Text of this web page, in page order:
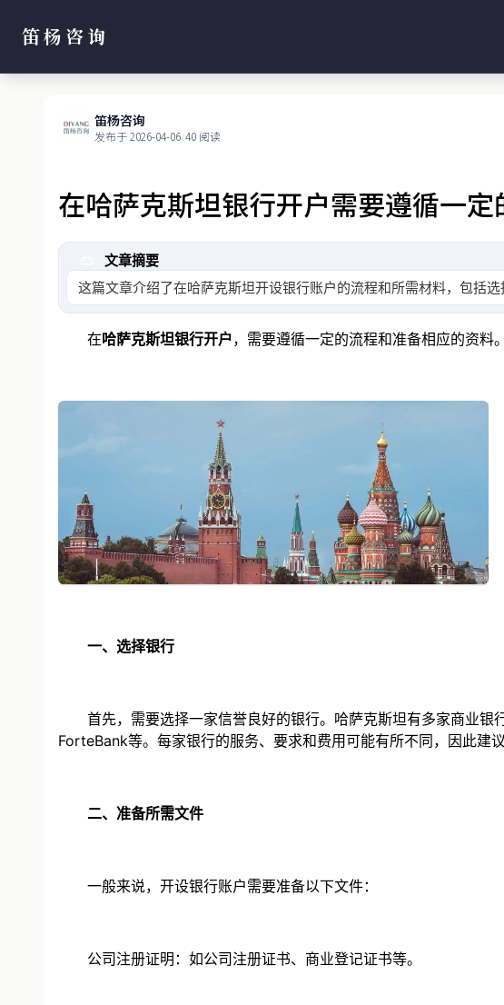
笛杨咨询
笛杨咨询
发布于 2026-04-06/40 阅读
在哈萨克斯坦银行开户需要遵循一
文章摘要
这篇文章介绍了在哈萨克斯坦开设银行账户的流程和所需材料，包括
在哈萨克斯坦银行开户，需要遵循一定的流程和准备相应的资料
一、选择银行
首先，需要选择一家信誉良好的银行。哈萨克斯坦有多家商业银
ForteBank等。每家银行的服务、要求和费用可能有所不同，因此建
二、准备所需文件
一般来说，开设银行账户需要准备以下文件：
公司注册证明：如公司注册证书、商业登记证书等。